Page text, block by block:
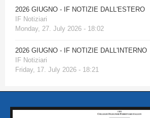
2026 GIUGNO - IF NOTIZIE DALL'ESTERO
IF Notiziari
Monday, 27. July 2026 - 18:02
2026 GIUGNO - IF NOTIZIE DALL'INTERNO
IF Notiziari
Friday, 17. July 2026 - 18:21